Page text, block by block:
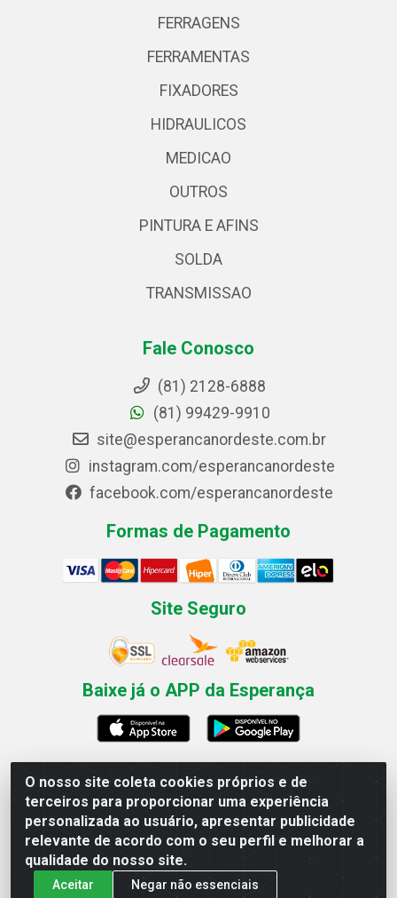
O nosso site coleta cookies próprios e de
terceiros para proporcionar uma experiência
personalizada ao usuário, apresentar publicidade
relevante de acordo com o seu perfil e melhorar a
qualidade do nosso site.
Aceitar Negar não essenciais
FERRAGENS
FERRAMENTAS
FIXADORES
HIDRAULICOS
MEDICAO
OUTROS
PINTURA E AFINS
SOLDA
TRANSMISSAO
Fale Conosco
(81) 2128-6888
(81) 99429-9910
site@esperancanordeste.com.br
instagram.com/esperancanordeste
facebook.com/esperancanordeste
Formas de Pagamento
Site Seguro
Baixe já o APP da Esperança
Esperança Nordeste - Rua Professor Caldas Filho, 291 -
Estância - Recife / PE CEP: 50771-335 - CNPJ
03.666.136/0001-23